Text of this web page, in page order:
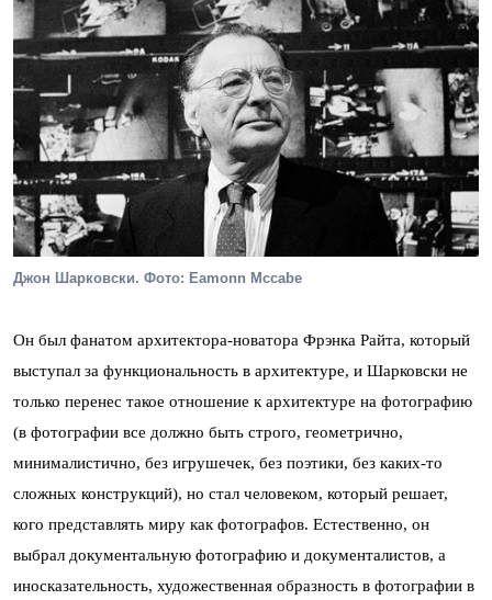
Джон Шарковски. Фото: Eamonn Mccabe
Он был фанатом архитектора-новатора Фрэнка Райта, который
выступал за функциональность в архитектуре, и Шарковски не
только перенес такое отношение к архитектуре на фотографию
(в фотографии все должно быть строго, геометрично,
минималистично, без игрушечек, без поэтики, без каких-то
сложных конструкций), но стал человеком, который решает,
кого представлять миру как фотографов. Естественно, он
выбрал документальную фотографию и документалистов, а
иносказательность, художественная образность в фотографии в